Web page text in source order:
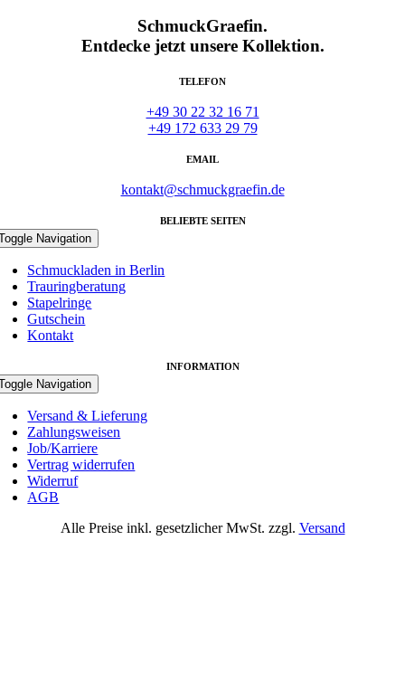
SchmuckGraefin.
Entdecke jetzt unsere Kollektion.
TELEFON
+49 30 22 32 16 71
+49 172 633 29 79
EMAIL
kontakt@schmuckgraefin.de
BELIEBTE SEITEN
Navigation
Schmuckladen in Berlin
Trauringberatung
Stapelringe
Gutschein
Kontakt
INFORMATION
Navigation
Versand & Lieferung
Zahlungsweisen
Job/Karriere
Vertrag widerrufen
Widerruf
AGB
Alle Preise inkl. gesetzlicher MwSt. zzgl. Versand